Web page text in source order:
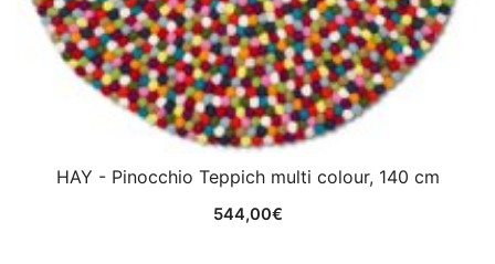
HAY - Pinocchio Teppich multi colour, 140 cm
544,00€